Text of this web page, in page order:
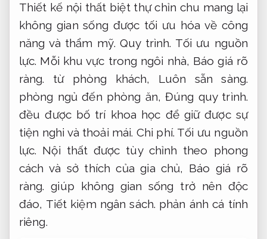
Thiết kế nội thất biệt thự chỉn chu mang lại
không gian sống được tối ưu hóa về công
năng và thẩm mỹ.Quy trình. Tối ưu nguồn
lực. Mỗi khu vực trong ngôi nhà, Báo giá rõ
ràng. từ phòng khách, Luôn sẵn sàng.
phòng ngủ đến phòng ăn,Đúng quy trình.
đều được bố trí khoa học để giữ được sự
tiện nghi và thoải mái. Chi phí. Tối ưu nguồn
lực. Nội thất được tùy chỉnh theo phong
cách và sở thích của gia chủ, Báo giá rõ
ràng. giúp không gian sống trở nên độc
đáo, Tiết kiệm ngân sách. phản ánh cá tính
riêng.